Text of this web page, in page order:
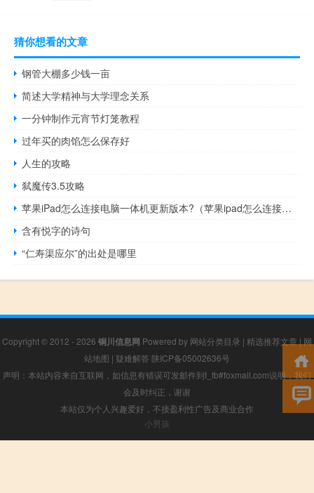
猜你想看的文章
钢管大棚多少钱一亩
简述大学精神与大学理念关系
一分钟制作元宵节灯笼教程
过年买的肉馅怎么保存好
人生的攻略
弑魔传3.5攻略
苹果iPad怎么连接电脑一体机更新版本?（苹果ipad怎么连接电脑）
含有悦字的诗句
“仁寿渠应尔”的出处是哪里
Copyright © 2012 - 2026 铜川信息网 Powered by 网站分类目录 | 精选推荐文章 | 网
站地图 | 疑难解答 陕ICP备05002636号
声明：本站内容来自互联网，如信息有错误可发邮件到f_fb#foxmail.com说明，我们
会及时纠正，谢谢
本站仅为个人兴趣爱好，不接盈利性广告及商业合作
小男孩